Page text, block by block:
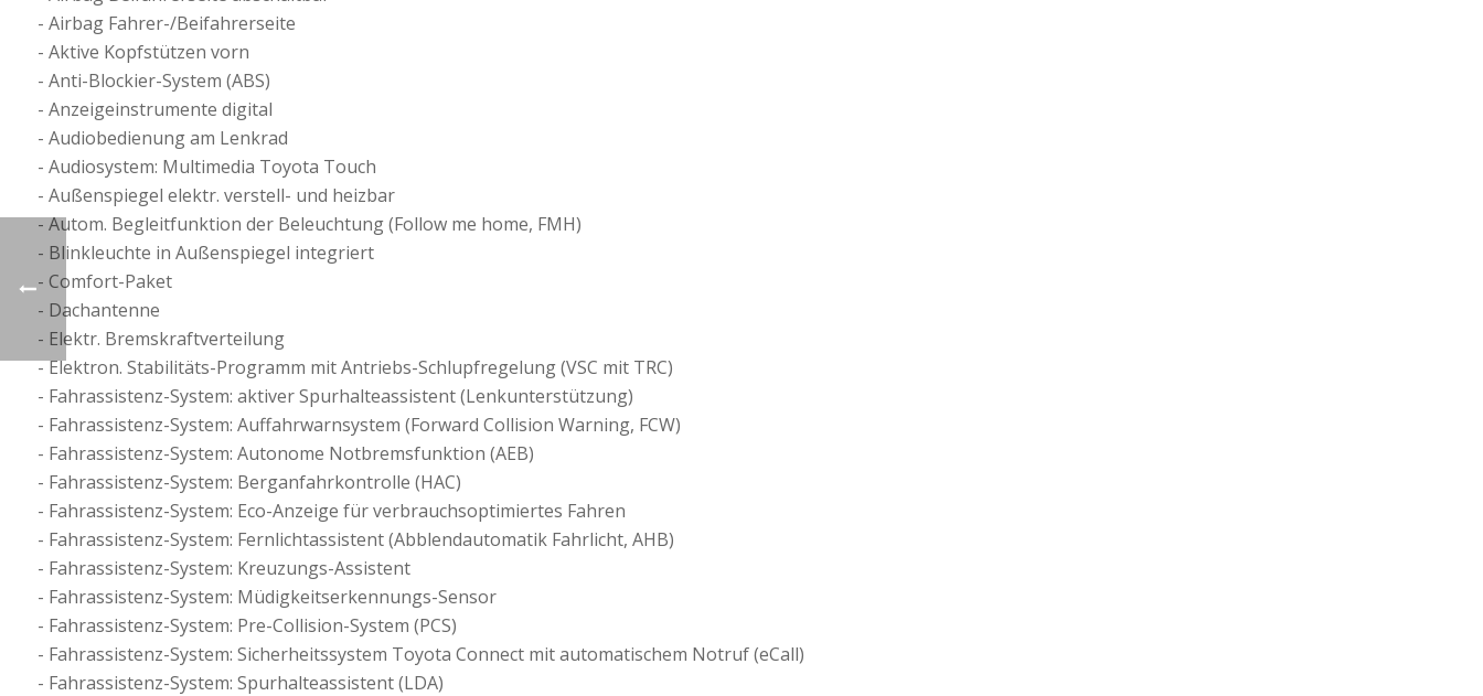
Airbag Fahrer-/Beifahrerseite
Aktive Kopfstützen vorn
Anti-Blockier-System (ABS)
Anzeigeinstrumente digital
Audiobedienung am Lenkrad
Audiosystem: Multimedia Toyota Touch
Außenspiegel elektr. verstell- und heizbar
Autom. Begleitfunktion der Beleuchtung (Follow me home, FMH)
Blinkleuchte in Außenspiegel integriert
Comfort-Paket
Dachantenne
Elektr. Bremskraftverteilung
Elektron. Stabilitäts-Programm mit Antriebs-Schlupfregelung (VSC mit TRC)
Fahrassistenz-System: aktiver Spurhalteassistent (Lenkunterstützung)
Fahrassistenz-System: Auffahrwarnsystem (Forward Collision Warning, FCW)
Fahrassistenz-System: Autonome Notbremsfunktion (AEB)
Fahrassistenz-System: Berganfahrkontrolle (HAC)
Fahrassistenz-System: Eco-Anzeige für verbrauchsoptimiertes Fahren
Fahrassistenz-System: Fernlichtassistent (Abblendautomatik Fahrlicht, AHB)
Fahrassistenz-System: Kreuzungs-Assistent
Fahrassistenz-System: Müdigkeitserkennungs-Sensor
Fahrassistenz-System: Pre-Collision-System (PCS)
Fahrassistenz-System: Sicherheitssystem Toyota Connect mit automatischem Notruf (eCall)
Fahrassistenz-System: Spurhalteassistent (LDA)